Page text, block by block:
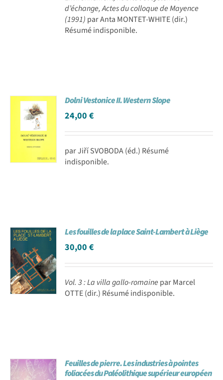
d’échange, Actes du colloque de Mayence
(1991) par Anta MONTET-WHITE (dir.)
Résumé indisponible.
Dolni Vestonice II. Western Slope
24,00€
par Jiří SVOBODA (éd.) Résumé
indisponible.
Les fouilles de la place Saint-Lambert à Liège
30,00€
Vol. 3 : La villa gallo-romaine par Marcel
OTTE (dir.) Résumé indisponible.
Feuilles de pierre. Les industries à pointes
foliacées du Paléolithique supérieur européen